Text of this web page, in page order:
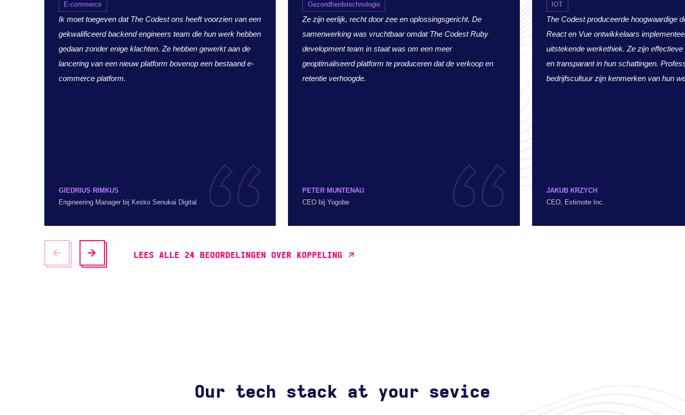
E-commerce
Ik moet toegeven dat The Codest ons heeft voorzien van een
gekwalificeerd backend engineers team die hun werk hebben
gedaan zonder enige klachten. Ze hebben gewerkt aan de
lancering van een nieuw platform bovenop een bestaand e-
commerce platform.
GIEDRIUS RIMKUS
Engineering Manager bij Kesko Senukai Digital
Gezondheidstechnologie
Ze zijn eerlijk, recht door zee en oplossingsgericht. De
samenwerking was vruchtbaar omdat The Codest Ruby
development team in staat was om een meer
geoptimaliseerd platform te produceren dat de verkoop en
retentie verhoogde.
PETER MUNTENAU
CEO bij Yogobe
IOT
The Codest produceerde hoogwaardige
React en Vue ontwikkelaars
uitstekende werkethiek. Ze zijn
en transparant in hun schattingen.
bedrijfscultuur zijn kenmerken van hun
JAKUB KRZYCH
CEO, Estimote Inc.
LEES ALLE 24 BEOORDELINGEN OVER KOPPELING
Our tech stack at your sevice